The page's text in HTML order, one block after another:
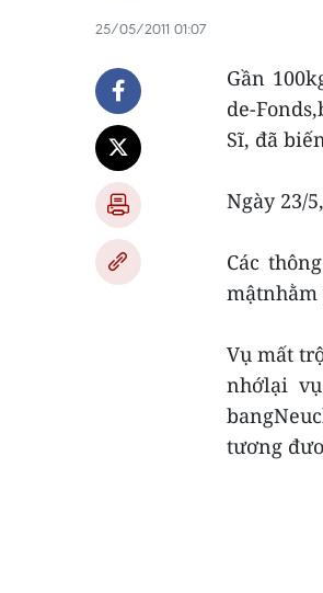
25/05/2011 01:07
Gần
de-
Sĩ, đã
Ngày 23/
Các
mậtnhằm
Vụ mất
nhớlại
tương